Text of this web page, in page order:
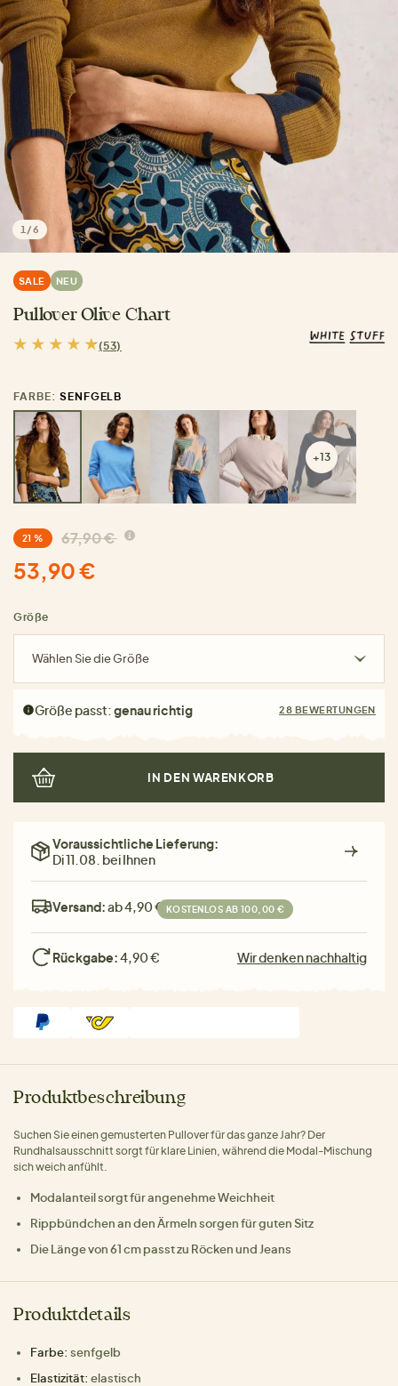
1 /6
SALE NEU
Pullover Olive Chart
(53)
FARBE: SENFGELB
+13
21 % 67,90 €
53,90 €
Größe
Wählen Sie die Größe
Größe passt:genau richtig 28 BEWERTUNGEN
IN DEN WARENKORB
Voraussichtliche Lieferung:
Di 11.08. bei Ihnen
Versand:ab 4,90 € KOSTENLOS AB 100,00 €
Rückgabe:4,90 € Wir denken nachhaltig
Produktbeschreibung
Suchen Sie einen gemusterten Pullover für das ganze Jahr? Der
Rundhalsausschnitt sorgt für klare Linien, während die Modal-Mischung
sich weich anfühlt.
Modalanteil sorgt für angenehme Weichheit
Rippbündchen an den Ärmeln sorgen für guten Sitz
Die Länge von 61 cm passt zu Röcken und Jeans
Produktdetails
Farbe: senfgelb
Elastizität: elastisch